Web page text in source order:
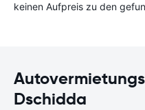
keinen Aufpreis zu den
Dschidda